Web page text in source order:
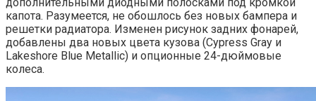
капота. Разумеется, не обошлось без новых бампера и
решетки радиатора. Изменен рисунок задних фонарей,
добавлены два новых цвета кузова (Cypress Gray и
Lakeshore Blue Metallic) и опционные 24-дюймовые
колеса.